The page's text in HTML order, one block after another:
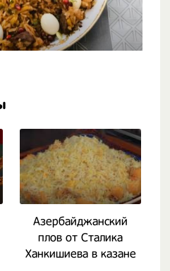
Азербайджанский
плов от Сталика
Ханкишиева в казане